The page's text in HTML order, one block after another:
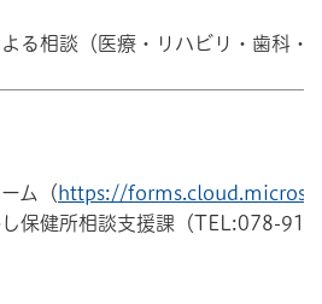
る相談（医療・リハビリ・歯科・
ム（https://
し保健所相談支援課（TEL:078-